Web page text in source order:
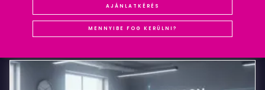
KAPCSOLÓDÓBEJEGYZÉSEK
AJÁNLATKÉRÉS
MENNYIBE FOG KERÜLNI?